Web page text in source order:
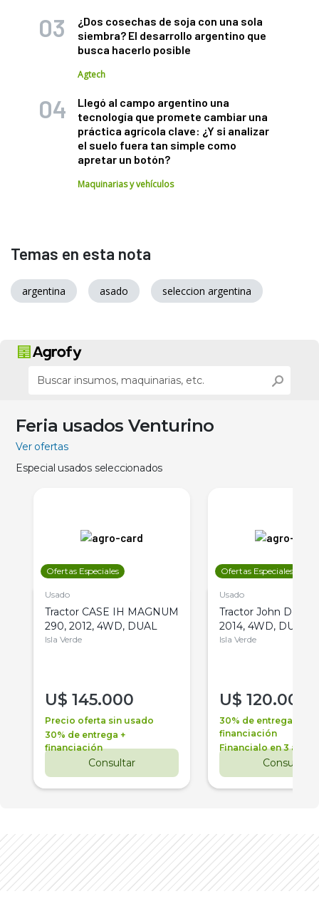
¿Dos cosechas de soja con una sola
siembra? El desarrollo argentino que
busca hacerlo posible
Agtech
Llegó al campo argentino una
tecnología que promete cambiar una
práctica agrícola clave: ¿Y si analizar
el suelo fuera tan simple como
apretar un botón?
Maquinarias y vehículos
Temas en esta nota
argentina asado seleccion argentina
Feria usados Venturino
Ver ofertas
Especial usados seleccionados
Ofertas Especiales
Usado
Tractor CASE IH MAGNUM
290, 2012, 4WD, DUAL
Isla Verde
U$ 145.000
Precio oferta sin usado
30% de entrega +
financiación
Consultar
Ofertas Especiales
Usado
Tractor John Deere
2014, 4WD, DUAL
Isla Verde
U$ 120.000
30% de entrega +
financiación
Financialo en 3 años
Consultar